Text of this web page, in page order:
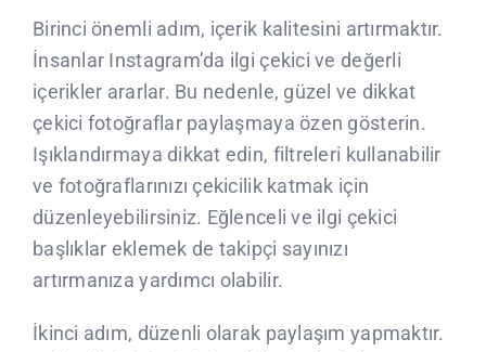
Birinci önemli adım, içerik kalitesini artırmaktır.
İnsanlar Instagram’da ilgi çekici ve değerli
içerikler ararlar. Bu nedenle, güzel ve dikkat
çekici fotoğraflar paylaşmaya özen gösterin.
Işıklandırmaya dikkat edin, filtreleri kullanabilir
ve fotoğraflarınızı çekicilik katmak için
düzenleyebilirsiniz. Eğlenceli ve ilgi çekici
başlıklar eklemek de takipçi sayınızı
artırmanıza yardımcı olabilir.
İkinci adım, düzenli olarak paylaşım yapmaktır.